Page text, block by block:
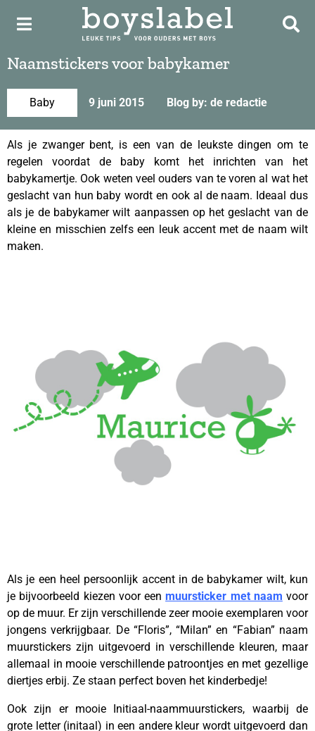
Naamstickers voor babykamer
Baby 9 juni 2015 Blog by: de redactie
Als je zwanger bent, is een van de leukste dingen om te
regelen voordat de baby komt het inrichten van het
babykamertje. Ook weten veel ouders van te voren al wat het
geslacht van hun baby wordt en ook al de naam. Ideaal dus
als je de babykamer wilt aanpassen op het geslacht van de
kleine en misschien zelfs een leuk accent met de naam wilt
maken.
Als je een heel persoonlijk accent in de babykamer wilt, kun
je bijvoorbeeld kiezen voor eenmuursticker met naam voor
op de muur. Er zijn verschillende zeer mooie exemplaren voor
jongens verkrijgbaar. De “Floris”, “Milan” en “Fabian” naam
muurstickers zijn uitgevoerd in verschillende kleuren, maar
allemaal in mooie verschillende patroontjes en met gezellige
diertjes erbij. Ze staan perfect boven het kinderbedje!
Ook zijn er mooie Initiaal-naammuurstickers, waarbij de
grote letter (initaal) in een andere kleur wordt uitgevoerd dan